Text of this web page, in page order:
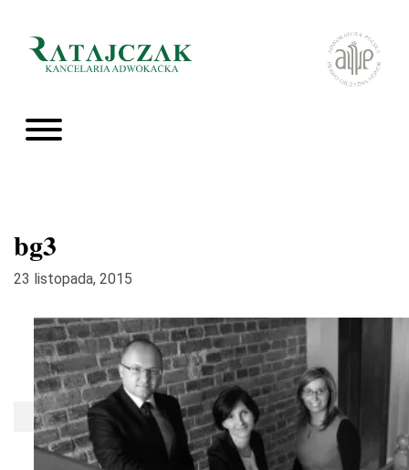
bg3
23 listopada, 2015